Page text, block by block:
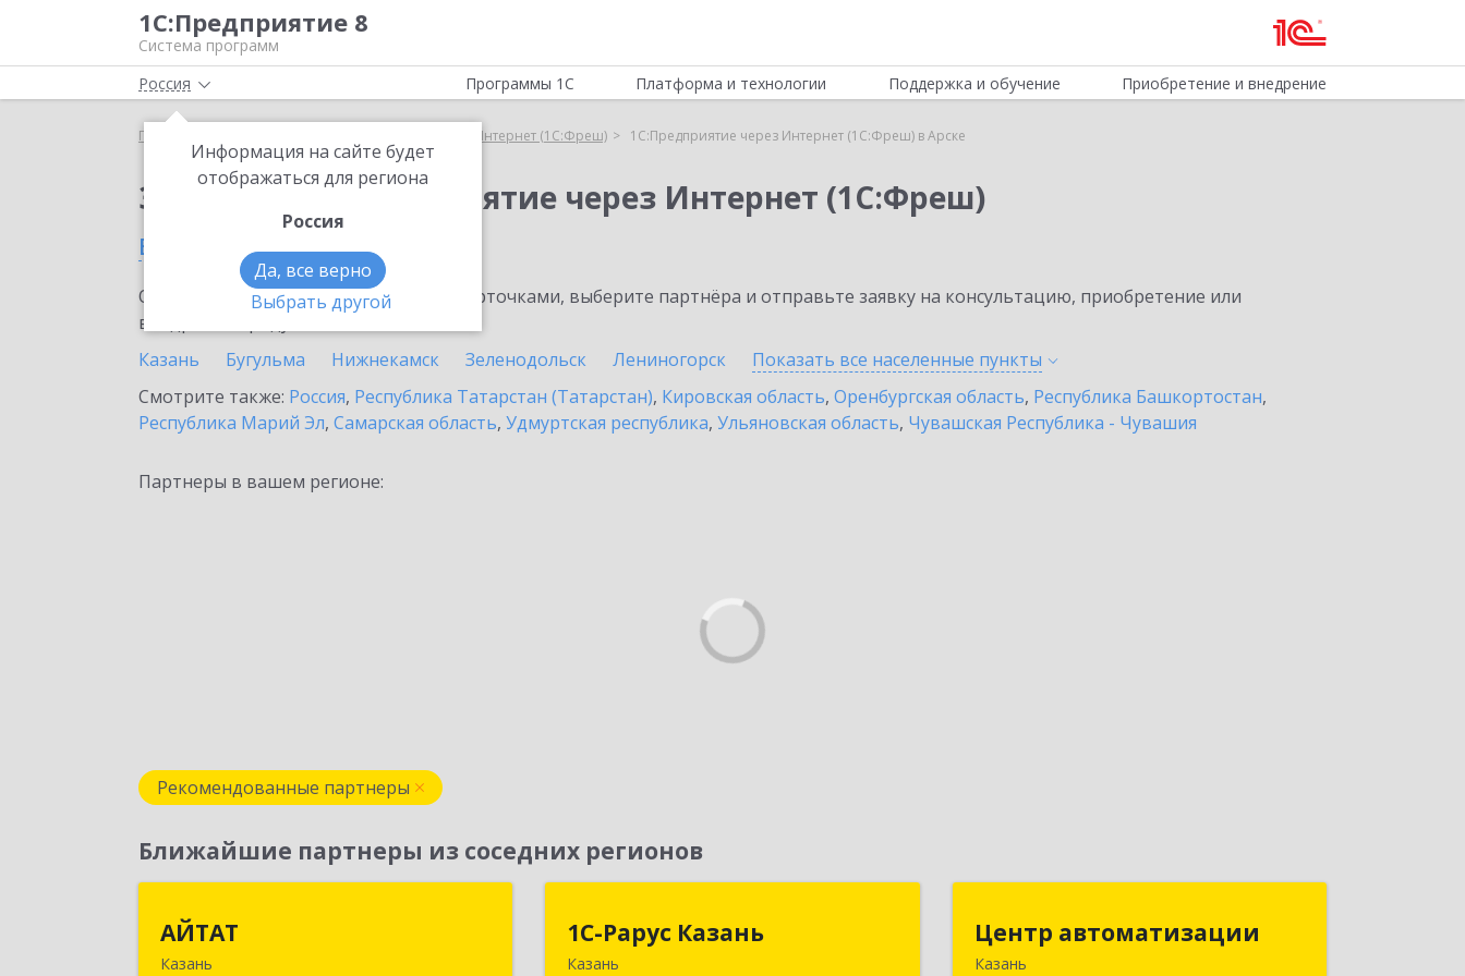
1С:Предприятие 8
Система программ
Россия
Информация на сайте будет
отображаться для региона
Россия
Да, все верно
Выбрать другой
Программы 1С Платформа и технологии Поддержка и обучение Приобретение и внедрение
Главная 1С:Предприятие через Интернет (1С:Фреш) 1С:Предприятие через Интернет (1С:Фреш) в Арске
Заказать 1С:Предприятие через Интернет (1С:Фреш)
в Арске
Ознакомьтесь с информационными карточками, выберите партнёра и отправьте заявку на консультацию, приобретение или
внедрение продукта.
Казань
Бугульма Нижнекамск Зеленодольск Лениногорск Показать все населенные пункты
Смотрите также: Россия, Республика Татарстан (Татарстан), Кировская область, Оренбургская область, Республика Башкортостан,
Республика Марий Эл, Самарская область, Удмуртская республика, Ульяновская область, Чувашская Республика - Чувашия
Партнеры в вашем регионе:
Рекомендованные партнеры
Ближайшие партнеры из соседних регионов
АЙТАТ
Казань420097, Татарстан Респ, г.о. город
1С-Рарус Казань
Казань420088, Татарстан Респ, Казань г,
Центр автоматизации
Казань420133, Татарстан Респ, Казань г,